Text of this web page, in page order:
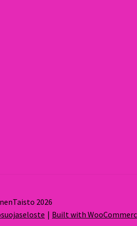
2026
Built with